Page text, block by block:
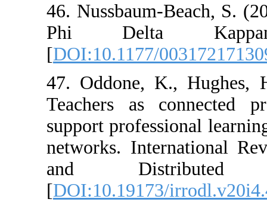
46. Nussbaum-
Phi
[DOI:10.1177/
47. Oddone,
Teachers as
support
networks.
and
[